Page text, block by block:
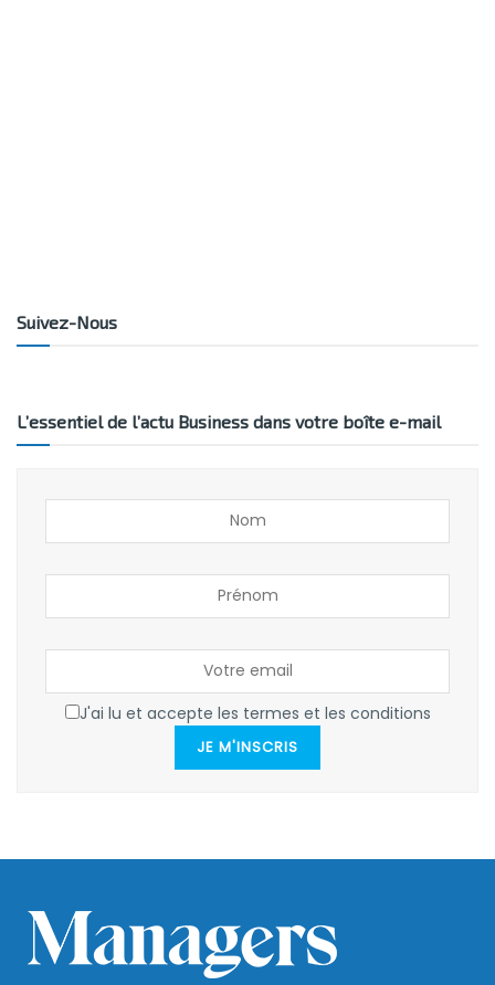
Suivez-Nous
L’essentiel de l’actu Business dans votre boîte e-mail
J'ai lu et accepte les termes et les conditions
JE M'INSCRIS